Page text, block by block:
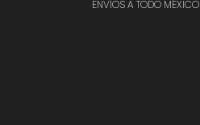
ENVÍOS A TODO MÉXICO